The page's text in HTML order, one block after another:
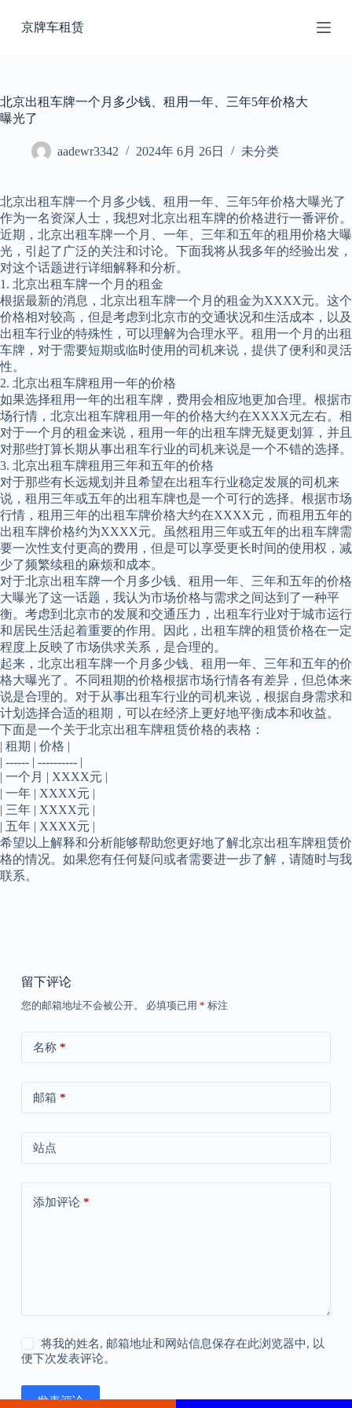
过
京牌车租赁
北京出租车牌一个月多少钱、租用一年、三年5年价格大
曝光了
aadewr3342 2024年 6月 26日 未分类
北京出租车牌一个月多少钱、租用一年、三年5年价格大曝光了
作为一名资深人士，我想对北京出租车牌的价格进行一番评价。
近期，北京出租车牌一个月、一年、三年和五年的租用价格大曝
光，引起了广泛的关注和讨论。下面我将从我多年的经验出发，
对这个话题进行详细解释和分析。
1. 北京出租车牌一个月的租金
根据最新的消息，北京出租车牌一个月的租金为XXXX元。这个
价格相对较高，但是考虑到北京市的交通状况和生活成本，以及
出租车行业的特殊性，可以理解为合理水平。租用一个月的出租
车牌，对于需要短期或临时使用的司机来说，提供了便利和灵活
性。
2. 北京出租车牌租用一年的价格
如果选择租用一年的出租车牌，费用会相应地更加合理。根据市
场行情，北京出租车牌租用一年的价格大约在XXXX元左右。相
对于一个月的租金来说，租用一年的出租车牌无疑更划算，并且
对那些打算长期从事出租车行业的司机来说是一个不错的选择。
3. 北京出租车牌租用三年和五年的价格
对于那些有长远规划并且希望在出租车行业稳定发展的司机来
说，租用三年或五年的出租车牌也是一个可行的选择。根据市场
行情，租用三年的出租车牌价格大约在XXXX元，而租用五年的
出租车牌价格约为XXXX元。虽然租用三年或五年的出租车牌需
要一次性支付更高的费用，但是可以享受更长时间的使用权，减
少了频繁续租的麻烦和成本。
对于北京出租车牌一个月多少钱、租用一年、三年和五年的价格
大曝光了这一话题，我认为市场价格与需求之间达到了一种平
衡。考虑到北京市的发展和交通压力，出租车行业对于城市运行
和居民生活起着重要的作用。因此，出租车牌的租赁价格在一定
程度上反映了市场供求关系，是合理的。
起来，北京出租车牌一个月多少钱、租用一年、三年和五年的价
格大曝光了。不同租期的价格根据市场行情各有差异，但总体来
说是合理的。对于从事出租车行业的司机来说，根据自身需求和
计划选择合适的租期，可以在经济上更好地平衡成本和收益。
下面是一个关于北京出租车牌租赁价格的表格：
| 租期 | 价格 |
| ------ | ---------- |
| 一个月 | XXXX元 |
| 一年 | XXXX元 |
| 三年 | XXXX元 |
| 五年 | XXXX元 |
希望以上解释和分析能够帮助您更好地了解北京出租车牌租赁价
格的情况。如果您有任何疑问或者需要进一步了解，请随时与我
联系。
留下评论
您的邮箱地址不会被公开。 必填项已用 * 标注
名称*
邮箱 *
站点
添加评论*
将我的姓名, 邮箱地址和网站信息保存在此浏览器中, 以
便下次发表评论。
发表评论